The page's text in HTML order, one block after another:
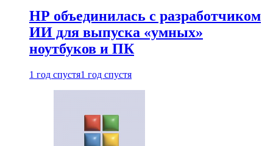
HP объединилась с разработчиком
ИИ для выпуска «умных»
ноутбуков и ПК
1 год спустя1 год спустя